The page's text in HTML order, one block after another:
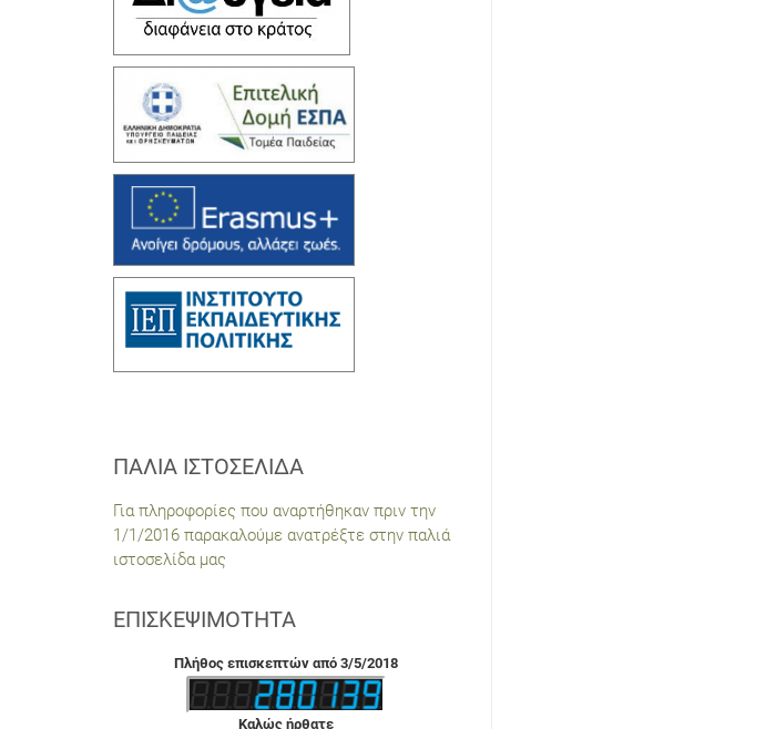
ΠΑΛΙΆ ΙΣΤΟΣΕΛΊΔΑ
Για πληροφορίες που αναρτήθηκαν πριν την
1/1/2016 παρακαλούμε ανατρέξτε στην παλιά
ιστοσελίδα μας
ΕΠΙΣΚΕΨΙΜΌΤΗΤΑ
Πλήθος επισκεπτών από 3/5/2018
Καλώς ήρθατε